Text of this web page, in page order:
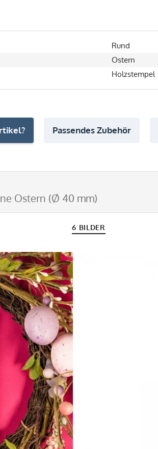
Rund
Ostern
Holzstempel
Passendes Zubehör
Ostern (Ø 40 mm)
6 BILDER